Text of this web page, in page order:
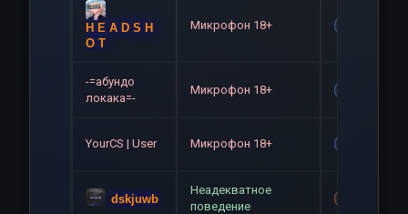
H E A D S H
O T
Микрофон 18+
-=абундо
локака=-
Микрофон 18+
YourCS | User Микрофон 18+
dskjuwb
Неадекватное
поведение